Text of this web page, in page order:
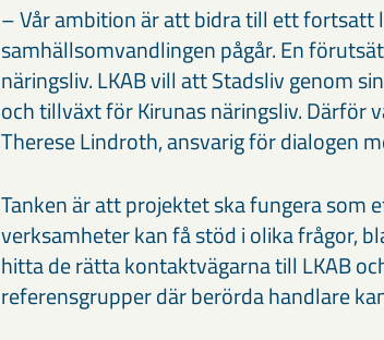
– Vår ambition är att bidra till ett fortsatt
samhällsomvandlingen pågår. En
näringsliv. LKAB vill att Stadsliv genom
och tillväxt för Kirunas näringsliv. Därför
Therese Lindroth, ansvarig för dialogen
Tanken är att projektet ska fungera som
verksamheter kan få stöd i olika frågor,
hitta de rätta kontaktvägarna till LKAB
referensgrupper där berörda handlare